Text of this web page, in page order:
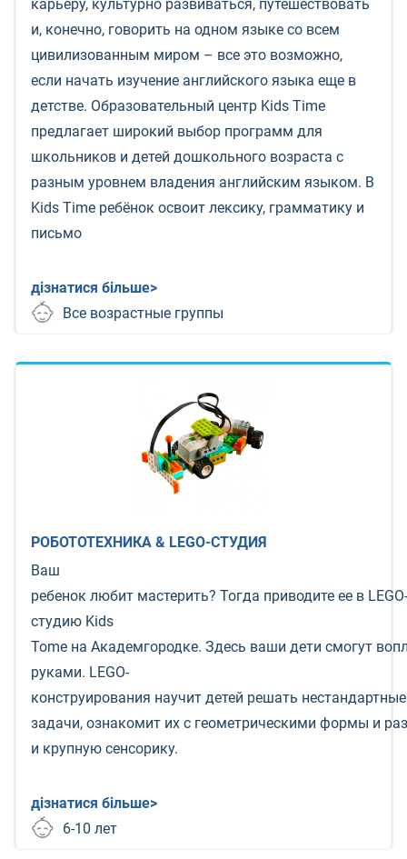
карьеру, культурно развиваться, путешествовать
и, конечно, говорить на одном языке со всем
цивилизованным миром – все это возможно,
если начать изучение английского языка еще в
детстве. Образовательный центр Kids Time
предлагает широкий выбор программ для
школьников и детей дошкольного возраста с
разным уровнем владения английским языком. В
Kids Time ребёнок освоит лексику, грамматику и
письмо
дізнатися більше>
Все возрастные группы
РОБОТОТЕХНИКА & LEGO-СТУДИЯ
Ваш
ребенок любит мастерить? Тогда приводите ее в LEGO-
студию Kids
Tome на Академгородке. Здесь ваши дети смогут
руками. LEGO-
конструирования научит детей решать нестандартные
задачи, ознакомит их с геометрическими формы и
и крупную сенсорику.
дізнатися більше>
6-10 лет